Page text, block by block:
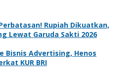
Rupiah Dikuatkan,
Lewat Garuda Sakti 2026
Bisnis Advertising, Henos
KUR BRI